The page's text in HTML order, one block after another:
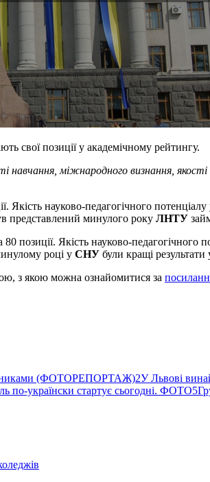
свої позиції у академічному рейтингу.
міжнародного визнання, якості
Якість науково-педагогічного
представлений минулого року ЛНТУ
позиції. Якість науково-педагогічного
році у СНУ були кращі
з якою можна ознайомитися за
(ФОТОРЕПОРТАЖ)2У Львові
по-українски стартує сьогодні. ФОТО5